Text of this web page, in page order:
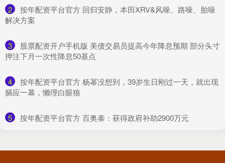
2
​按年配资平台官方 回归安静，本田XRV&风噪、路噪、胎噪
解决方案
3
​股票配资开户手机版 美债交易员提高今年降息预期 部分头寸
押注下月一次性降息50基点
4
​按年配资平台官方 杨幂没想到，39岁生日刚过一天，就出现
膈应一幕，懒理白眼狼
5 ​按年配资平台官方 百奥泰：获得政府补助2900万元